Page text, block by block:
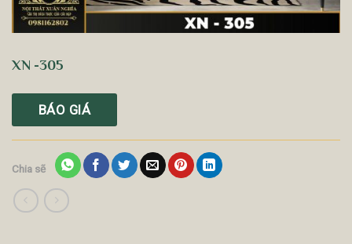
XN -305
BÁO GIÁ
Chia sẽ